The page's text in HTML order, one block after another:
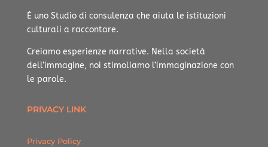
È uno Studio di consulenza che aiuta le istituzioni
culturali a raccontare.
Creiamo esperienze narrative. Nella società
dell’immagine, noi stimoliamo l’immaginazione con
le parole.
PRIVACY LINK
Privacy Policy